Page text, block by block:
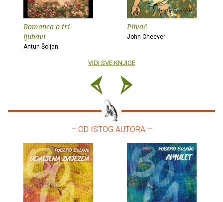
Romanca o tri
ljubavi
Antun Šoljan
Plivač
John Cheever
VIDI SVE KNJIGE
– OD ISTOG AUTORA –